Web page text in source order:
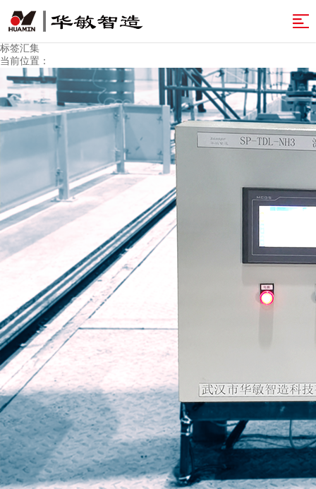
网
站
导
航
解
决
方
产
品
案
力
于
智
温
馨
示
返
首
页
标签汇集
当前位置：